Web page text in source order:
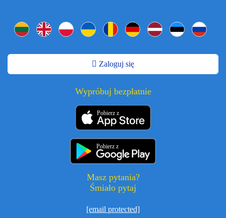
Zaloguj się
Wypróbuj bezpłatnie
Pobierz z
Pobierz z
Masz pytania?
Śmiało pytaj
[email protected]